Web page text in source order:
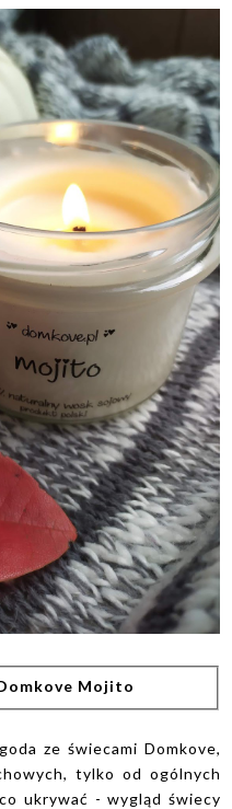
Mojito
ze świecami Domkove,
tylko od ogólnych
ukrywać - wygląd świecy